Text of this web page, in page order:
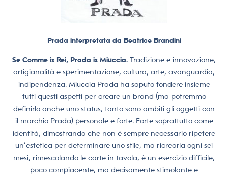
Prada interpretata da Beatrice Brandini
Se Comme is Rei, Prada is Miuccia. Tradizione e innovazione,
artigianalità e sperimentazione, cultura, arte, avanguardia,
indipendenza. Miuccia Prada ha saputo fondere insieme
tutti questi aspetti per creare un brand (ma potremmo
definirlo anche uno status, tanto sono ambiti gli oggetti con
il marchio Prada) personale e forte. Forte soprattutto come
identità, dimostrando che non è sempre necessario ripetere
un’estetica per determinare uno stile, ma ricrearla ogni sei
mesi, rimescolando le carte in tavola, è un esercizio difficile,
poco compiacente, ma decisamente stimolante e